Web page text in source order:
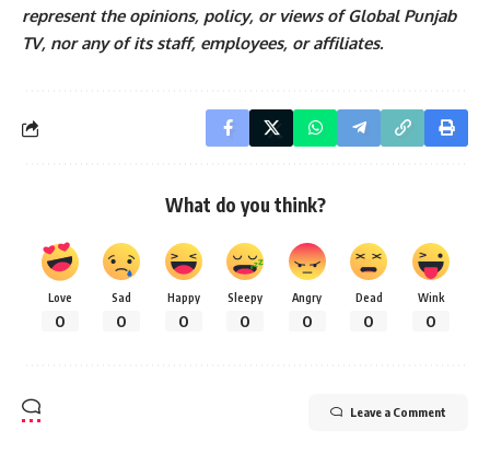
represent the opinions, policy, or views of Global Punjab
TV, nor any of its staff, employees, or affiliates.
What do you think?
Love
0
Sad
0
Happy
0
Sleepy
0
Angry
0
Dead
0
Wink
0
Leave a Comment